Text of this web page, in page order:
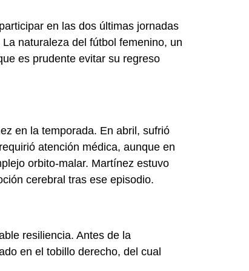
en las dos últimas jornadas
naturaleza del fútbol femenino, un
es prudente evitar su regreso
en la temporada. En abril, sufrió
atención médica, aunque en
orbito-malar. Martínez estuvo
cerebral tras ese episodio.
resiliencia. Antes de la
en el tobillo derecho, del cual